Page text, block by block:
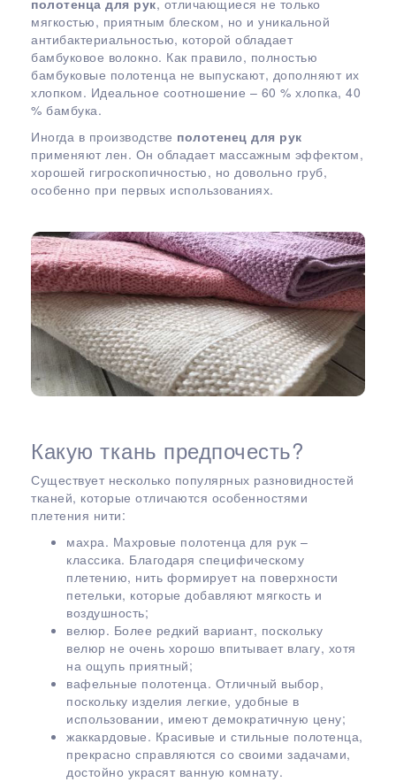
полотенца для рук, отличающиеся не только
мягкостью, приятным блеском, но и уникальной
антибактериальностью, которой обладает
бамбуковое волокно. Как правило, полностью
бамбуковые полотенца не выпускают, дополняют их
хлопком. Идеальное соотношение – 60 % хлопка, 40
% бамбука.
Иногда в производстве полотенец для рук
применяют лен. Он обладает массажным эффектом,
хорошей гигроскопичностью, но довольно груб,
особенно при первых использованиях.
Какую ткань предпочесть?
Существует несколько популярных разновидностей
тканей, которые отличаются особенностями
плетения нити:
махра. Махровые полотенца для рук –
классика. Благодаря специфическому
плетению, нить формирует на поверхности
петельки, которые добавляют мягкость и
воздушность;
велюр. Более редкий вариант, поскольку
велюр не очень хорошо впитывает влагу, хотя
на ощупь приятный;
вафельные полотенца. Отличный выбор,
поскольку изделия легкие, удобные в
использовании, имеют демократичную цену;
жаккардовые. Красивые и стильные полотенца,
прекрасно справляются со своими задачами,
достойно украсят ванную комнату.